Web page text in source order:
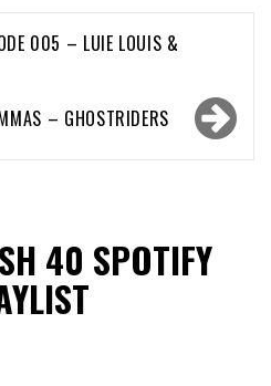
005 – LUIE LOUIS &
– GHOSTRIDERS
40 SPOTIFY